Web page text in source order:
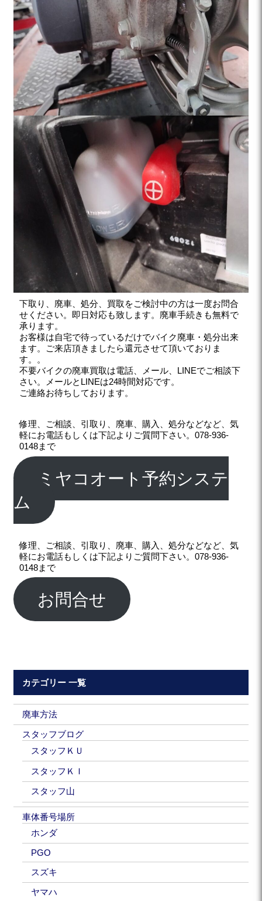
下取り、廃車、処分、買取をご検討中の方は一度お問合
せください。即日対応も致します。廃車手続きも無料で
承ります。
お客様は自宅で待っているだけでバイク廃車・処分出来
ます。ご来店頂きましたら還元させて頂いておりま
す。。
不要バイクの廃車買取は電話、メール、LINEでご相談下
さい。メールとLINEは24時間対応です。
ご連絡お待ちしております。
修理、ご相談、引取り、廃車、購入、処分などなど、気
軽にお電話もしくは下記よりご質問下さい。078-936-
0148まで
ミヤコオート予約システ
ム
修理、ご相談、引取り、廃車、購入、処分などなど、気
軽にお電話もしくは下記よりご質問下さい。078-936-
0148まで
お問合せ
カテゴリー 一覧
廃車方法
スタッフブログ
スタッフＫＵ
スタッフＫＩ
スタッフ山
車体番号場所
ホンダ
PGO
スズキ
ヤマハ